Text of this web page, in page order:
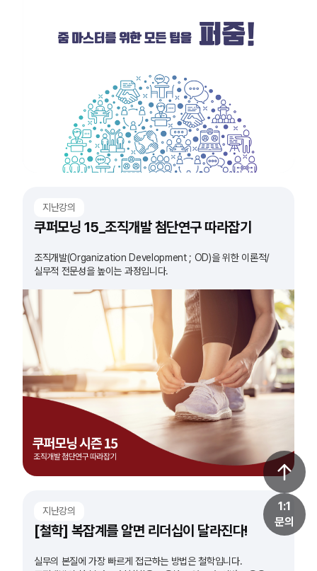
지난강의
쿠퍼모닝 15_조직개발 첨단연구 따라잡기
조직개발(Organization Development ; OD)을 위한 이론적/
실무적 전문성을 높이는 과정입니다.
지난강의
[철학] 복잡계를 알면 리더십이 달라진다!
실무의 본질에 가장 빠르게 접근하는 방법은 철학입니다.
1:1
문의